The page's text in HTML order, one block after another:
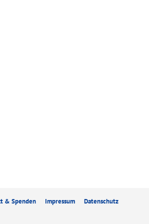
& Spenden Impressum Datenschutz